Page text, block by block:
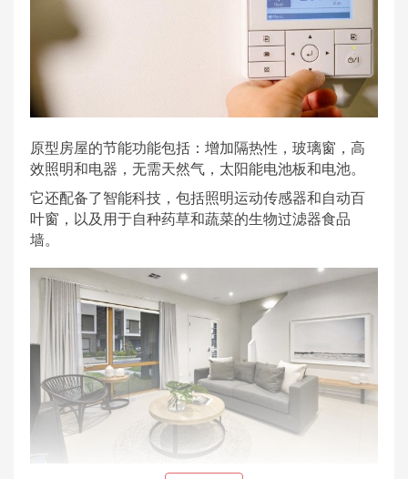
原型房屋的节能功能包括：增加隔热性，玻璃窗，高
效照明和电器，无需天然气，太阳能电池板和电池。
它还配备了智能科技，包括照明运动传感器和自动百
叶窗，以及用于自种药草和蔬菜的生物过滤器食品
墙。